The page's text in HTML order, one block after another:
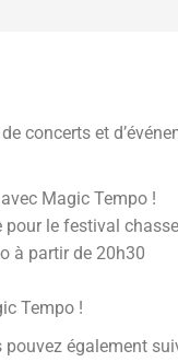
concerts et
Magic Tempo !
le festival
à partir de 20h30
Tempo !
également